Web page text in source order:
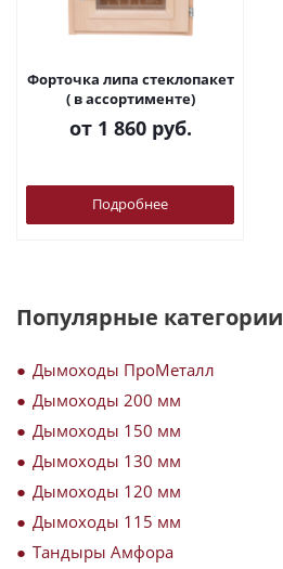
Форточка липа стеклопакет
( в ассортименте)
от 1 860 руб.
Подробнее
Популярные категории
Дымоходы ПроМеталл
Дымоходы 200 мм
Дымоходы 150 мм
Дымоходы 130 мм
Дымоходы 120 мм
Дымоходы 115 мм
Тандыры Амфора